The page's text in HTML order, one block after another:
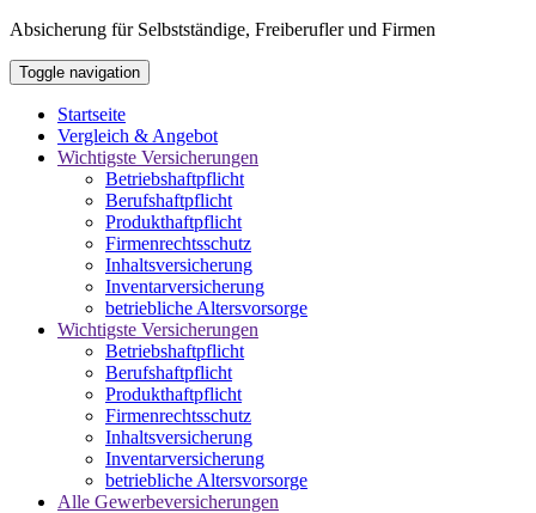
Absicherung für Selbstständige, Freiberufler und Firmen
Toggle navigation
Startseite
Vergleich & Angebot
Wichtigste Versicherungen
Betriebshaftpflicht
Berufshaftpflicht
Produkthaftpflicht
Firmenrechtsschutz
Inhaltsversicherung
Inventarversicherung
betriebliche Altersvorsorge
Wichtigste Versicherungen
Betriebshaftpflicht
Berufshaftpflicht
Produkthaftpflicht
Firmenrechtsschutz
Inhaltsversicherung
Inventarversicherung
betriebliche Altersvorsorge
Alle Gewerbeversicherungen